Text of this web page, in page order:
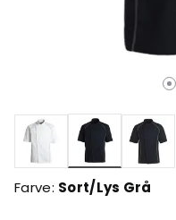
valgte
Farve: Sort/Lys Grå